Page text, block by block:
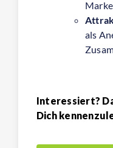
als
Interessiert?
Dich